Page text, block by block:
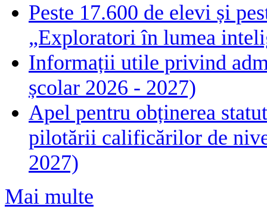
Peste 17.600 de elevi și
„Exploratori în lumea
Informații utile privind
școlar 2026 - 2027)
Apel pentru obținerea
pilotării calificărilor de
2027)
Mai multe